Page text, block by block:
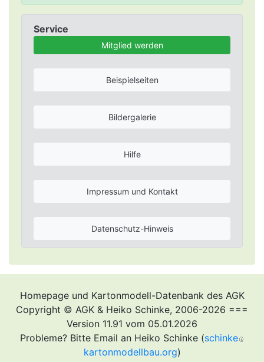
Service
Mitglied werden
Beispielseiten
Bildergalerie
Hilfe
Impressum und Kontakt
Datenschutz-Hinweis
Homepage und Kartonmodell-Datenbank des AGK
Copyright © AGK & Heiko Schinke, 2006-2026 ===
Version 11.91 vom 05.01.2026
Probleme? Bitte Email an Heiko Schinke (schinke
kartonmodellbau.org)